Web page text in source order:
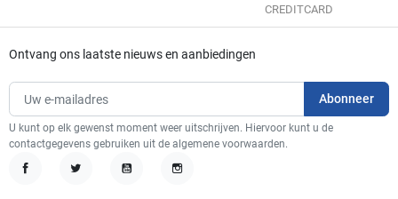
CREDITCARD
Ontvang ons laatste nieuws en aanbiedingen
U kunt op elk gewenst moment weer uitschrijven. Hiervoor kunt u de
contactgegevens gebruiken uit de algemene voorwaarden.